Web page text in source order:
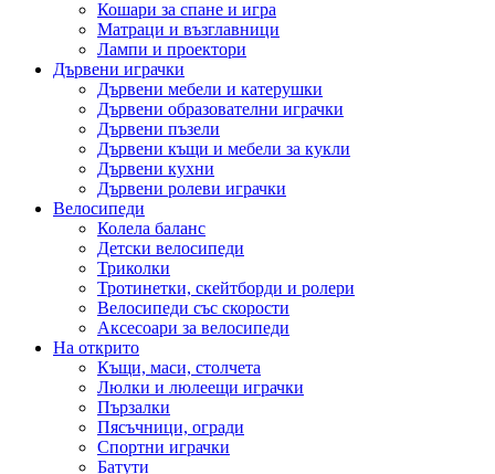
Кошари за спане и игра
Матраци и възглавници
Лампи и проектори
Дървени играчки
Дървени мебели и катерушки
Дървени образователни играчки
Дървени пъзели
Дървени къщи и мебели за кукли
Дървени кухни
Дървени ролеви играчки
Велосипеди
Колела баланс
Детски велосипеди
Триколки
Тротинетки, скейтборди и ролери
Велосипеди със скорости
Аксесоари за велосипеди
На открито
Къщи, маси, столчета
Люлки и люлеещи играчки
Пързалки
Пясъчници, огради
Спортни играчки
Батути